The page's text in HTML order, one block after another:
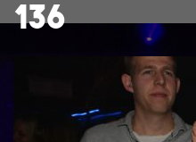
136